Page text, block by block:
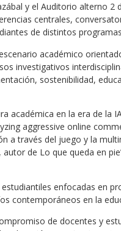
y el Auditorio alterno 2
centrales,
de distintos
académico
investigativos
sostenibilidad,
académica en la era de la
aggressive online
a través del juego y la
de Lo que queda en
enfocadas en
contemporáneos en la
de docentes y